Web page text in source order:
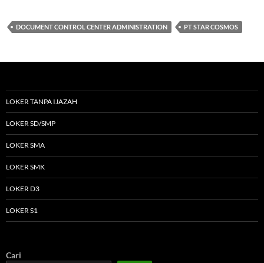
DOCUMENT CONTROL CENTER ADMINISTRATION PT STAR COSMOS
LOKER TANPA IJAZAH
LOKER SD/SMP
LOKER SMA
LOKER SMK
LOKER D3
LOKER S1
Cari